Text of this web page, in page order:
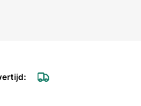
1/2" x60mm